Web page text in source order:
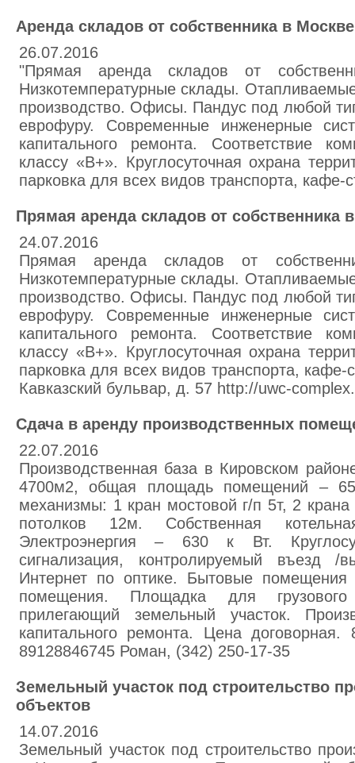
Аренда складов от собственника в Москве
26.07.2016
"Прямая аренда складов от
Низкотемпературные склады.
производство. Офисы. Пандус под любой
еврофуру. Современные инженерные
капитального ремонта. Соответствие
классу «В+». Круглосуточная охрана
парковка для всех видов транспорта, кафе-
Прямая аренда складов от
24.07.2016
Прямая аренда складов от
Низкотемпературные склады.
производство. Офисы. Пандус под любой
еврофуру. Современные инженерные
капитального ремонта. Соответствие
классу «В+». Круглосуточная охрана
парковка для всех видов транспорта,
Кавказский бульвар, д. 57 http://uwc-
Сдача в аренду производственных
22.07.2016
Производственная база в Кировском
4700м2, общая площадь помещений –
механизмы: 1 кран мостовой г/п 5т, 2
потолков 12м. Собственная
Электроэнергия – 630 к Вт.
сигнализация, контролируемый въезд /
Интернет по оптике. Бытовые
помещения. Площадка для
прилегающий земельный участок.
капитального ремонта. Цена договорная.
89128846745 Роман, (342) 250-17-35
Земельный участок под строительство
объектов
14.07.2016
Земельный участок под строительство